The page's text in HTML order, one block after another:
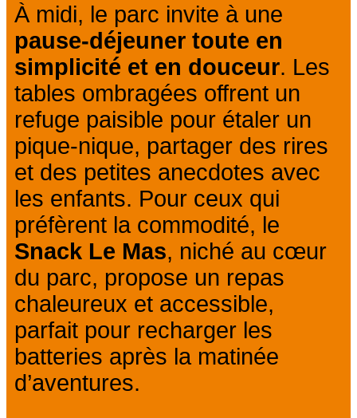
À midi, le parc invite à une
pause-déjeuner toute en
simplicité et en douceur. Les
tables ombragées offrent un
refuge paisible pour étaler un
pique-nique, partager des rires
et des petites anecdotes avec
les enfants. Pour ceux qui
préfèrent la commodité, le
Snack Le Mas, niché au cœur
du parc, propose un repas
chaleureux et accessible,
parfait pour recharger les
batteries après la matinée
d’aventures.